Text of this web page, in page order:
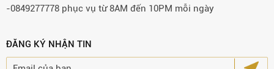
-0849277778 phục vụ từ 8AM đến 10PM mỗi ngày
ĐĂNG KÝ NHẬN TIN